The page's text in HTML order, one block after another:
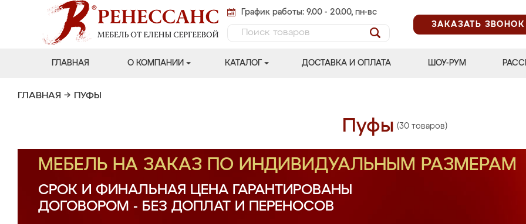
График работы: 9.00 - 20.00, пн-вс
ЗАКАЗАТЬ ЗВОНОК
ГЛАВНАЯ О КОМПАНИИ КАТАЛОГ ДОСТАВКА И ОПЛАТА ШОУ-РУМ
ГЛАВНАЯ → ПУФЫ
Пуфы (30 товаров)
МЕБЕЛЬ НА ЗАКАЗ ПО ИНДИВИДУАЛЬНЫМ РАЗМЕРАМ
СРОК И ФИНАЛЬНАЯ ЦЕНА ГАРАНТИРОВАНЫ
ДОГОВОРОМ - БЕЗ ДОПЛАТ И ПЕРЕНОСОВ